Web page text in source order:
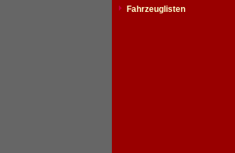
Fahrzeuglisten